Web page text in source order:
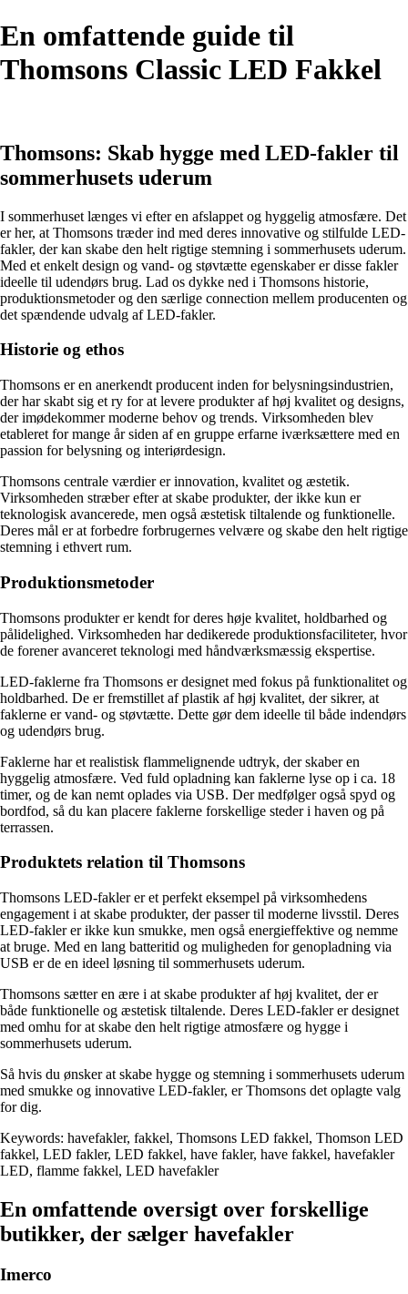
En omfattende guide til
Thomsons Classic LED Fakkel
Thomsons: Skab hygge med LED-fakler til
sommerhusets uderum
I sommerhuset længes vi efter en afslappet og hyggelig atmosfære. Det
er her, at Thomsons træder ind med deres innovative og stilfulde LED-
fakler, der kan skabe den helt rigtige stemning i sommerhusets uderum.
Med et enkelt design og vand- og støvtætte egenskaber er disse fakler
ideelle til udendørs brug. Lad os dykke ned i Thomsons historie,
produktionsmetoder og den særlige connection mellem producenten og
det spændende udvalg af LED-fakler.
Historie og ethos
Thomsons er en anerkendt producent inden for belysningsindustrien,
der har skabt sig et ry for at levere produkter af høj kvalitet og designs,
der imødekommer moderne behov og trends. Virksomheden blev
etableret for mange år siden af en gruppe erfarne iværksættere med en
passion for belysning og interiørdesign.
Thomsons centrale værdier er innovation, kvalitet og æstetik.
Virksomheden stræber efter at skabe produkter, der ikke kun er
teknologisk avancerede, men også æstetisk tiltalende og funktionelle.
Deres mål er at forbedre forbrugernes velvære og skabe den helt rigtige
stemning i ethvert rum.
Produktionsmetoder
Thomsons produkter er kendt for deres høje kvalitet, holdbarhed og
pålidelighed. Virksomheden har dedikerede produktionsfaciliteter, hvor
de forener avanceret teknologi med håndværksmæssig ekspertise.
LED-faklerne fra Thomsons er designet med fokus på funktionalitet og
holdbarhed. De er fremstillet af plastik af høj kvalitet, der sikrer, at
faklerne er vand- og støvtætte. Dette gør dem ideelle til både indendørs
og udendørs brug.
Faklerne har et realistisk flammelignende udtryk, der skaber en
hyggelig atmosfære. Ved fuld opladning kan faklerne lyse op i ca. 18
timer, og de kan nemt oplades via USB. Der medfølger også spyd og
bordfod, så du kan placere faklerne forskellige steder i haven og på
terrassen.
Produktets relation til Thomsons
Thomsons LED-fakler er et perfekt eksempel på virksomhedens
engagement i at skabe produkter, der passer til moderne livsstil. Deres
LED-fakler er ikke kun smukke, men også energieffektive og nemme
at bruge. Med en lang batteritid og muligheden for genopladning via
USB er de en ideel løsning til sommerhusets uderum.
Thomsons sætter en ære i at skabe produkter af høj kvalitet, der er
både funktionelle og æstetisk tiltalende. Deres LED-fakler er designet
med omhu for at skabe den helt rigtige atmosfære og hygge i
sommerhusets uderum.
Så hvis du ønsker at skabe hygge og stemning i sommerhusets uderum
med smukke og innovative LED-fakler, er Thomsons det oplagte valg
for dig.
Keywords: havefakler, fakkel, Thomsons LED fakkel, Thomson LED
fakkel, LED fakler, LED fakkel, have fakler, have fakkel, havefakler
LED, flamme fakkel, LED havefakler
En omfattende oversigt over forskellige
butikker, der sælger havefakler
Imerco